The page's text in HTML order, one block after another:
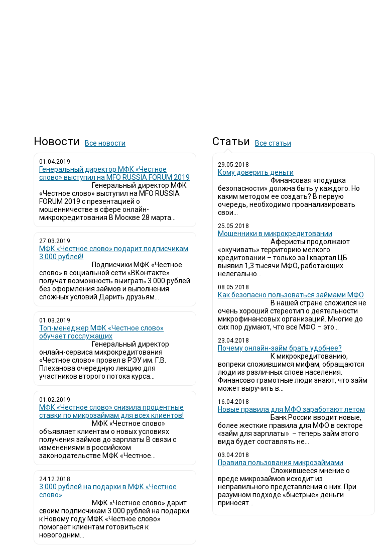
Новости Все новости
01.04.2019
Генеральный директор МФК «Честное
слово» выступил на MFO RUSSIA FORUM 2019
Генеральный директор МФК
«Честное слово» выступил на MFO RUSSIA
FORUM 2019 с презентацией о
мошенничестве в сфере онлайн-
микрокредитования В Москве 28 марта...
27.03.2019
МФК «Честное слово» подарит подписчикам
3 000 рублей!
Подписчики МФК «Честное
слово» в социальной сети «ВКонтакте»
получат возможность выиграть 3 000 рублей
без оформления займов и выполнения
сложных условий Дарить друзьям...
01.03.2019
Топ-менеджер МФК «Честное слово»
обучает госслужащих
Генеральный директор
онлайн-сервиса микрокредитования
«Честное слово» провел в РЭУ им. Г.В.
Плеханова очередную лекцию для
участников второго потока курса...
01.02.2019
МФК «Честное слово» снизила процентные
ставки по микрозаймам для всех клиентов!
МФК «Честное слово»
объявляет клиентам о новых условиях
получения займов до зарплаты В связи с
изменениями в российском
законодательстве МФК «Честное...
24.12.2018
3 000 рублей на подарки в МФК «Честное
слово»
МФК «Честное слово» дарит
своим подписчикам 3 000 рублей на подарки
к Новому году МФК «Честное слово»
помогает клиентам готовиться к
новогодним...
Статьи Все статьи
29.05.2018
Кому доверить деньги
Финансовая «подушка
безопасности» должна быть у каждого. Но
каким методом ее создать? В первую
очередь, необходимо проанализировать
свои...
25.05.2018
Мошенники в микрокредитовании
Аферисты продолжают
«окучивать» территорию мелкого
кредитовании – только за I квартал ЦБ
выявил 1,3 тысячи МФО, работающих
нелегально...
08.05.2018
Как безопасно пользоваться займами МФО
В нашей стране сложился не
очень хороший стереотип о деятельности
микрофинансовых организаций. Многие до
сих пор думают, что все МФО – это...
23.04.2018
Почему онлайн-займ брать удобнее?
К микрокредитованию,
вопреки сложившимся мифам, обращаются
люди из различных слоев населения.
Финансово грамотные люди знают, что займ
может выручить в...
16.04.2018
Новые правила для МФО заработают летом
Банк России вводит новые,
более жесткие правила для МФО в секторе
«займ для зарплаты» – теперь займ этого
вида будет составлять не...
03.04.2018
​Правила пользования микрозаймами
Сложившееся мнение о
вреде микрозаймов исходит из
неправильного представления о них. При
разумном подходе «быстрые» деньги
приносят...